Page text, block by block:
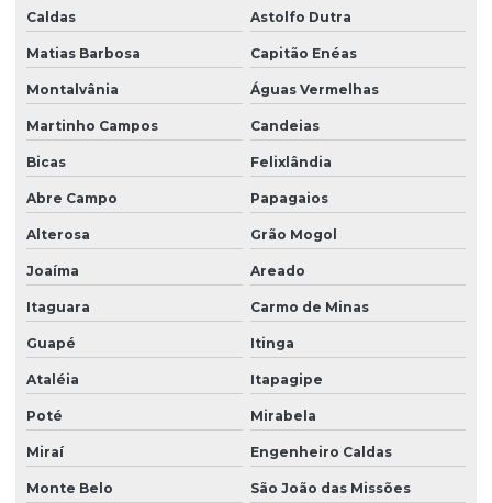
Caldas Astolfo Dutra
Matias Barbosa Capitão Enéas
Montalvânia Águas Vermelhas
Martinho Campos Candeias
Bicas Felixlândia
Abre Campo Papagaios
Alterosa Grão Mogol
Joaíma Areado
Itaguara Carmo de Minas
Guapé Itinga
Ataléia Itapagipe
Poté Mirabela
Miraí Engenheiro Caldas
Monte Belo São João das Missões